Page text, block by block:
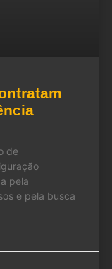
de
pela
e pela busca